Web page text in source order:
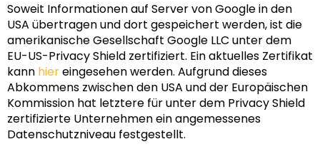
Soweit Informationen auf Server von Google in den
USA übertragen und dort gespeichert werden, ist die
amerikanische Gesellschaft Google LLC unter dem
EU-US-Privacy Shield zertifiziert. Ein aktuelles Zertifikat
kann hiereingesehen werden. Aufgrund dieses
Abkommens zwischen den USA und der Europäischen
Kommission hat letztere für unter dem Privacy Shield
zertifizierte Unternehmen ein angemessenes
Datenschutzniveau festgestellt.